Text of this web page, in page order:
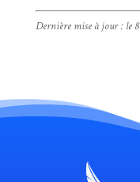
Dernière mise à jour : le